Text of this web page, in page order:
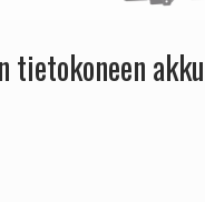
tietokoneen